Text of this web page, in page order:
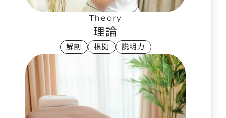
Theory
理論
解剖 根拠 説明力